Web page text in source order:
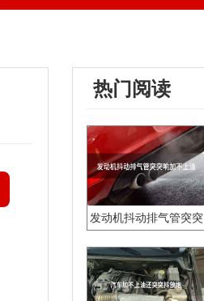
热门阅读
发动机抖动排气管突突